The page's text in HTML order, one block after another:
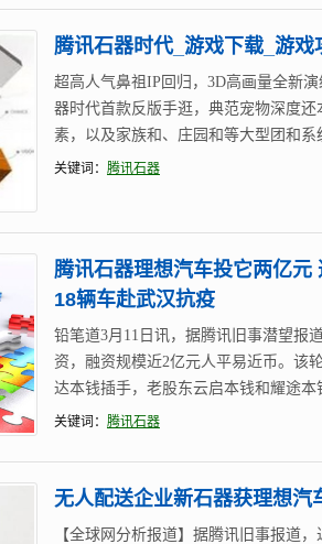
腾讯石器时代_游戏下载_游
超高人气鼻祖IP回归，3D高画量全新
器时代首款反版手逛，典范宠物深度
素，以及家族和、庄园和等大型团和
关键词： 腾讯石器
腾讯石器理想汽车投它两亿元
18辆车赴武汉抗疫
铅笔道3月11日讯，据腾讯旧事潜望报
资，融资规模近2亿元人平易近币。该
达本钱插手，老股东云启本钱和耀途
关键词： 腾讯石器
无人配送企业新石器获理想
【全球网分析报道】据腾讯旧事报道